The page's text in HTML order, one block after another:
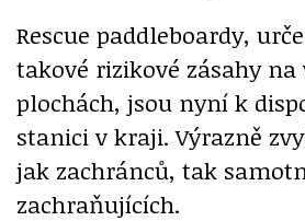
Rescue paddleboardy,
takové rizikové zásahy na
plochách, jsou nyní k
stanici v kraji. Výrazně
jak zachránců, tak
zachraňujících.